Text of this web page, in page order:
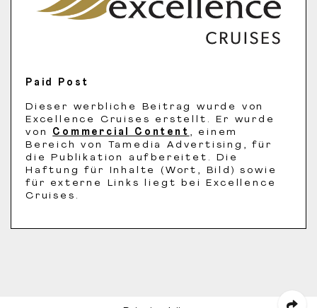
Paid Post
Dieser werbliche Beitrag wurde von
Excellence Cruises erstellt. Er wurde
von Commercial Content , einem
Bereich von Tamedia Advertising, für
die Publikation aufbereitet. Die
Haftung für Inhalte (Wort, Bild) sowie
für externe Links liegt bei Excellence
Cruises.